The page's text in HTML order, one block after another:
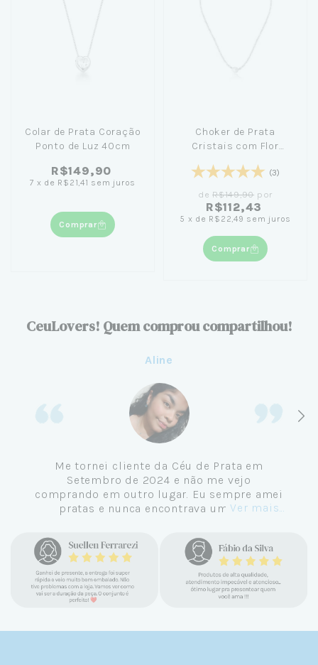
Colar de Prata Coração
Ponto de Luz 40cm
R$149,90
7 x de R$21,41 sem juros
Comprar
Choker de Prata
Cristais com Flor
(3)
deR$149,90 por
R$112,43
5 x de R$22,49 sem juros
Comprar
CeuLovers! Quem comprou compartilhou!
Aline
Me tornei cliente da Céu de Prata em
Setembro de 2024 e não me vejo
comprando em outro lugar. Eu sempre amei
pratas e nunca encontrava uma loja
encontrar a Céu. Atendimento
personalizado, verdadeiras jóias prata 925,
mimos e brindes incríveis. Virei cliente fiel
e amo demais as pratas que são lindas, tem
um brilho incrível e preço super justo. Fora
Ver mais...